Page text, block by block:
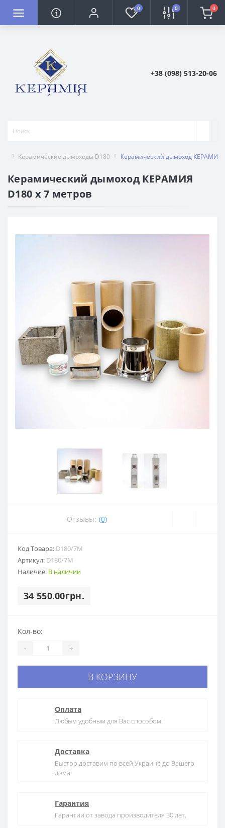
0 0 0
+38 (098) 513-20-06
Керамические дымоходы D180 Керамический дымоход КЕРАМИЯ
Керамический дымоход КЕРАМИЯ
D180 х 7 метров
Отзывы: (0)
Код Товара: D180/7M
Артикул: D180/7M
Наличие: В наличии
34 550.00грн.
Кол-во:
- +
В КОРЗИНУ
Оплата
Любым удобным для Вас способом!
Доставка
Быстро доставим по всей Украине до Вашего
дома!
Гарантия
Гарантии от завода производителя 30 лет.